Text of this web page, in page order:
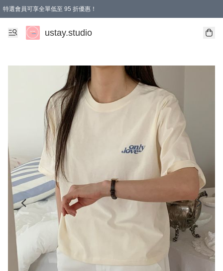
特選會員可享全單低至 95 折優惠！
ustay.studio